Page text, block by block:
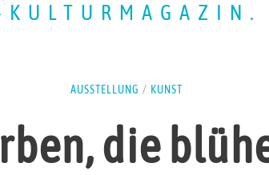
AUSSTELLUNG / KUNST
die